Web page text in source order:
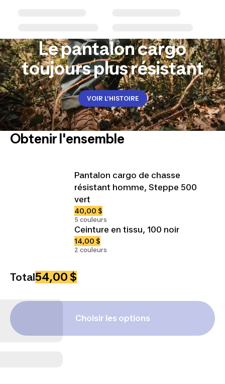
Le pantalon cargo
toujours plus résistant
VOIR L'HISTOIRE
Obtenir l'ensemble
Pantalon cargo de chasse
résistant homme, Steppe 500
vert
40,00 $
5 couleurs
Ceinture en tissu, 100 noir
14,00 $
2 couleurs
Total54,00 $
Choisir les options